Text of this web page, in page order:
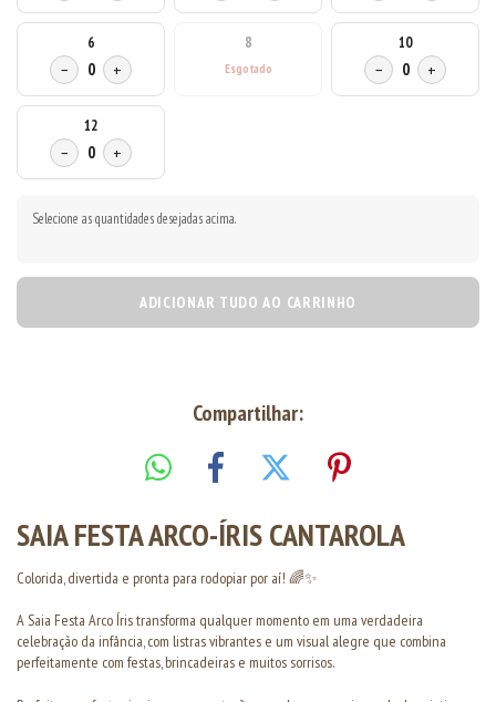
6
− 0 +
8 10
− 0 +
12
− 0 +
Selecione as quantidades desejadas acima.
ADICIONAR TUDO AO CARRINHO
Compartilhar:
SAIA FESTA ARCO-ÍRIS CANTAROLA
Colorida, divertida e pronta para rodopiar por aí! 🌈✨
A Saia Festa Arco Íris transforma qualquer momento em uma verdadeira
celebração da infância, com listras vibrantes e um visual alegre que combina
perfeitamente com festas, brincadeiras e muitos sorrisos.